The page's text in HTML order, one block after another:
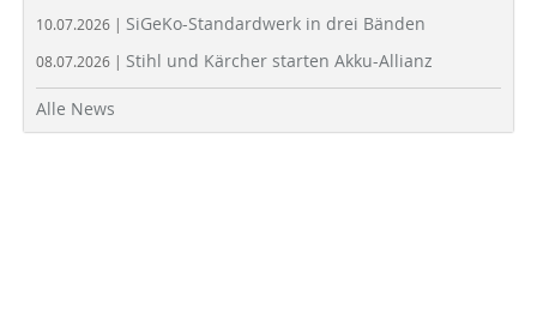
10.07.2026 | SiGeKo-Standardwerk in drei Bänden
08.07.2026 | Stihl und Kärcher starten Akku-Allianz
Alle News